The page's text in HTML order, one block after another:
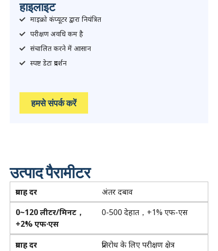
हाइलाइट
माइक्रो कंप्यूटर द्वारा नियंत्रित
परीक्षण अवधि कम है
संचालित करने में आसान
स्पष्ट डेटा प्रदर्शन
हमसे संपर्क करें
उत्पाद पैरामीटर
प्रवाह दर
अंतर दबाव
0~120 लीटर/मिनट，
+2% एफ·एस
0-500 देहात，+1% एफ-एस
प्रवाह दर
प्रतिरोध के लिए परीक्षण क्षेत्र